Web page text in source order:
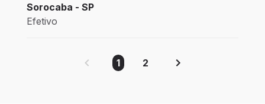
Sorocaba - SP
Efetivo
1 2